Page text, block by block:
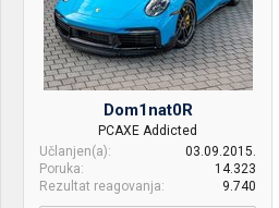
Dom1nat0R
PCAXE Addicted
Učlanjen(a)
03.09.2015.
Poruka
14.323
Rezultat reagovanja
9.740